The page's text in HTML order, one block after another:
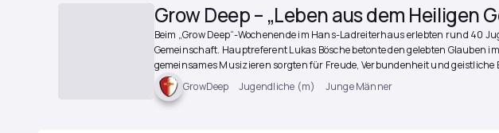
Grow Deep – „Leben aus dem Heiligen
Beim „Grow Deep“-Wochenende im Hans-Ladreiterhaus erlebten rund 40
Gemeinschaft. Hauptreferent Lukas Bösche betonte den gelebten Glauben
gemeinsames Musizieren sorgten für Freude, Verbundenheit und geistliche
GrowDeep
Jugendliche (m) Junge Männer